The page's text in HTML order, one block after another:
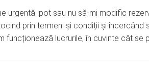
urgentă: pot sau nu să-mi modific
prin termeni și condiții și
funcționează lucrurile, în cuvinte cât se